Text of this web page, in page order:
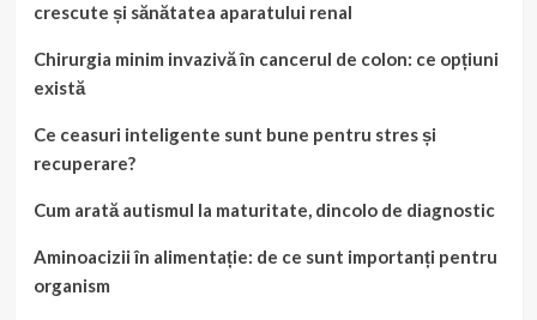
crescute și sănătatea aparatului renal
Chirurgia minim invazivă în cancerul de colon: ce opțiuni
există
Ce ceasuri inteligente sunt bune pentru stres și
recuperare?
Cum arată autismul la maturitate, dincolo de diagnostic
Aminoacizii în alimentație: de ce sunt importanți pentru
organism